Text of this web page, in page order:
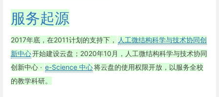
服务起源
2017年底，在2011计划的支持下，
人工微结构科学与技术协同创
新中心开始建设云盘；2020年10月，人工微结构科学与技术协同
创新中心 · e-Science 中心将云盘的使用权限开放，以服务全校
的教学科研。